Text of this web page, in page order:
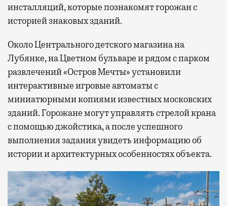
инсталляций, которые познакомят горожан с
историей знаковых зданий.
Около Центрального детского магазина на
Лубянке, на Цветном бульваре и рядом с парком
развлечений «Остров Мечты» установили
интерактивные игровые автоматы с
миниатюрными копиями известных московских
зданий. Горожане могут управлять стрелой крана
с помощью джойстика, а после успешного
выполнения задания увидеть информацию об
истории и архитектурных особенностях объекта.